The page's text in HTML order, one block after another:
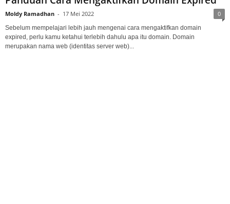
Moldy Ramadhan - 17 Mei 2022 0
Sebelum mempelajari lebih jauh mengenai cara mengaktifkan domain
expired, perlu kamu ketahui terlebih dahulu apa itu domain. Domain
merupakan nama web (identitas server web)...